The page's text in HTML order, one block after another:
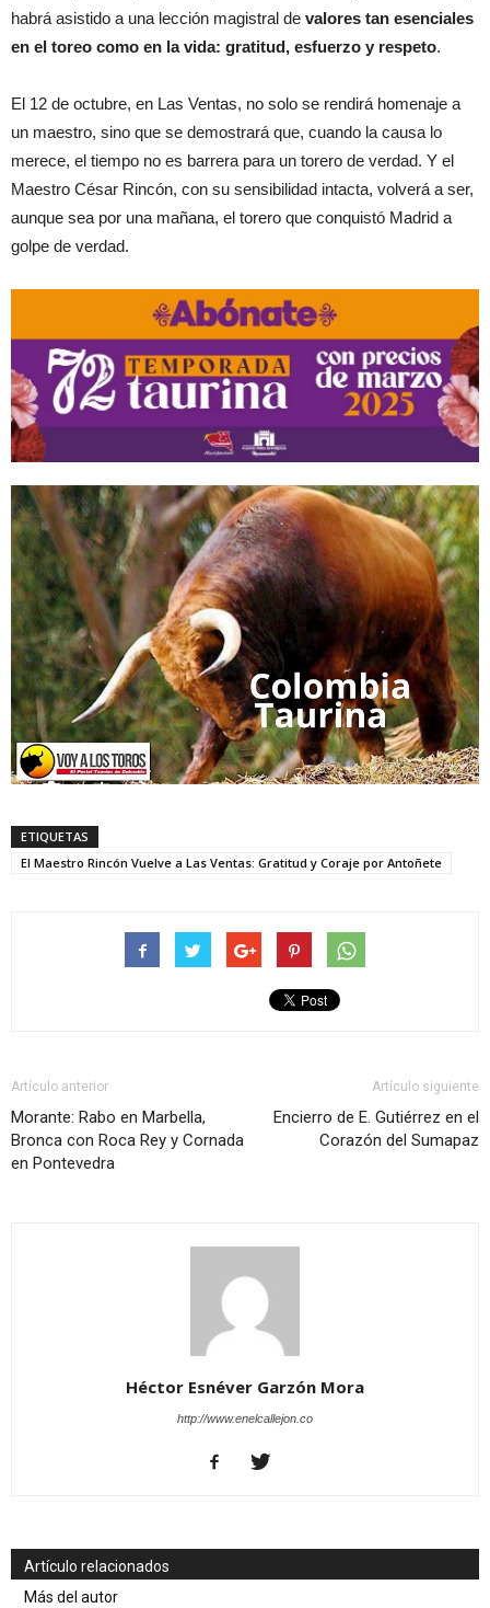
habrá asistido a una lección magistral de valores tan esenciales
en el toreo como en la vida: gratitud, esfuerzo y respeto.
El 12 de octubre, en Las Ventas, no solo se rendirá homenaje a
un maestro, sino que se demostrará que, cuando la causa lo
merece, el tiempo no es barrera para un torero de verdad. Y el
Maestro César Rincón, con su sensibilidad intacta, volverá a ser,
aunque sea por una mañana, el torero que conquistó Madrid a
golpe de verdad.
ETIQUETAS
El Maestro Rincón Vuelve a Las Ventas: Gratitud y Coraje por Antoñete
Artículo anterior
Morante: Rabo en Marbella,
Bronca con Roca Rey y Cornada
en Pontevedra
Artículo siguiente
Encierro de E. Gutiérrez en el
Corazón del Sumapaz
Héctor Esnéver Garzón Mora
http://www.enelcallejon.co
Artículo relacionados
Más del autor